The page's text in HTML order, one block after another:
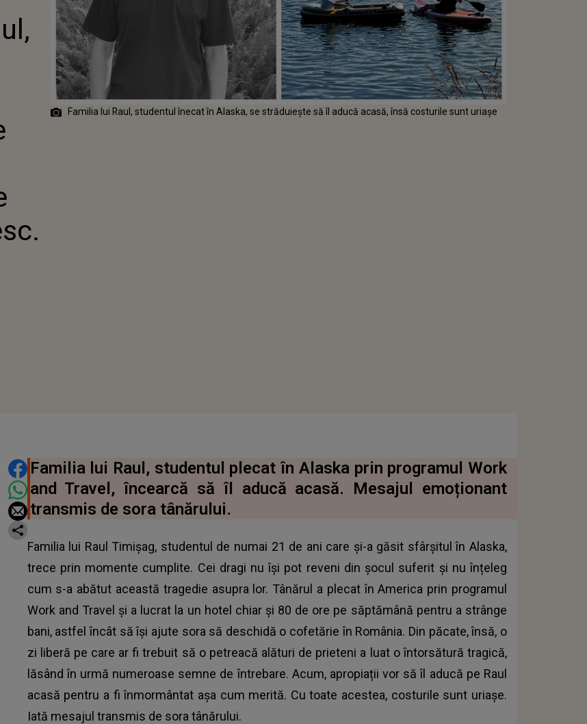
ȘI
NE
VĂ
Familia lui Raul, studentul înecat în Alaska, se străduiește să îl aducă acasă, însă costurile sunt uriașe
DISTRIBUIE ARTICOLUL
Familia lui Raul, studentul plecat în Alaska prin programul Work
and Travel, încearcă să îl aducă acasă. Mesajul emoționant
transmis de sora tânărului.
Familia lui Raul Timișag, studentul de numai 21 de ani care și-a găsit sfârșitul în Alaska,
trece prin momente cumplite. Cei dragi nu își pot reveni din șocul suferit și nu înțeleg
cum s-a abătut această tragedie asupra lor. Tânărul a plecat în America prin programul
Work and Travel și a lucrat la un hotel chiar și 80 de ore pe săptămână pentru a strânge
bani, astfel încât să își ajute sora să deschidă o cofetărie în România. Din păcate, însă, o
zi liberă pe care ar fi trebuit să o petreacă alături de prieteni a luat o întorsătură tragică,
lăsând în urmă numeroase semne de întrebare. Acum, apropiații vor să îl aducă pe Raul
acasă pentru a fi înmormântat așa cum merită. Cu toate acestea, costurile sunt uriașe.
Iată mesajul transmis de sora tânărului.